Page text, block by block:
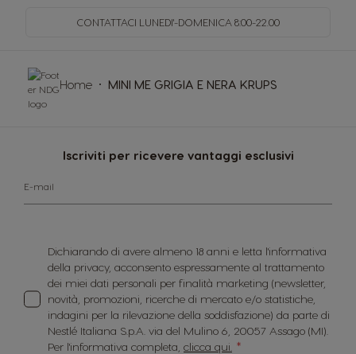
CONTATTACI LUNEDI'-DOMENICA 8:00-22.00
Iscriviti per ricevere vantaggi esclusivi
E-mail
Dichiarando di avere almeno 18 anni e letta l'informativa
della privacy, acconsento espressamente al trattamento
dei miei dati personali per finalità marketing (newsletter,
novità, promozioni, ricerche di mercato e/o statistiche,
indagini per la rilevazione della soddisfazione) da parte di
Nestlé Italiana S.p.A. via del Mulino 6, 20057 Assago (MI).
Per l'informativa completa, clicca qui.
Home MINI ME GRIGIA E NERA KRUPS